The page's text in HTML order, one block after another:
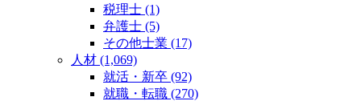
税理士 (1)
弁護士 (5)
その他士業 (17)
人材 (1,069)
就活・新卒 (92)
就職・転職 (270)